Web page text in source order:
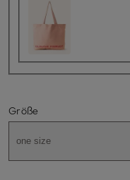
Größe
one size